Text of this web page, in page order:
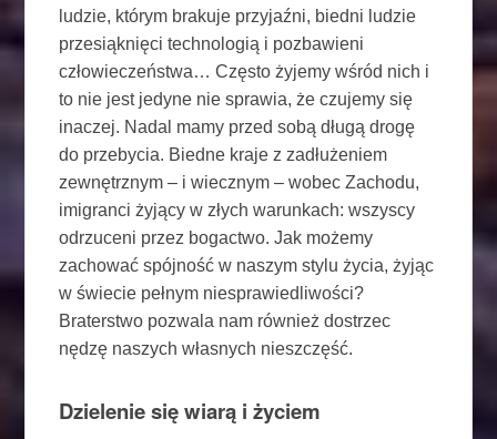
ludzie, którym brakuje przyjaźni, biedni ludzie
przesiąknięci technologią i pozbawieni
człowieczeństwa… Często żyjemy wśród nich i
to nie jest jedyne nie sprawia, że ​​czujemy się
inaczej. Nadal mamy przed sobą długą drogę
do przebycia. Biedne kraje z zadłużeniem
zewnętrznym – i wiecznym – wobec Zachodu,
imigranci żyjący w złych warunkach: wszyscy
odrzuceni przez bogactwo. Jak możemy
zachować spójność w naszym stylu życia, żyjąc
w świecie pełnym niesprawiedliwości?
Braterstwo pozwala nam również dostrzec
nędzę naszych własnych nieszczęść.
Dzielenie się wiarą i życiem